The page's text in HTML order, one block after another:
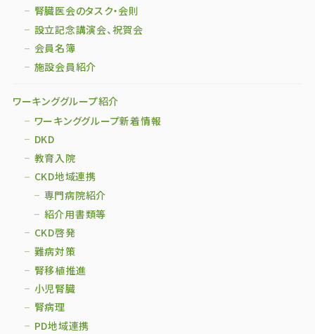
腎臓医会のタスク・会則
設立記念講演会、祝賀会
会員名簿
施設会員紹介
ワーキンググループ紹介
ワーキンググループ新着情報
DKD
教育入院
CKD地域連携
専門病院紹介
紹介用書類等
CKD啓発
難病対策
腎移植推進
小児腎臓
腎病理
PD地域連携